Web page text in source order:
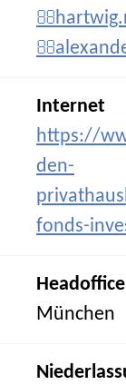
Internet
https://
den-
fonds-
Headoffice
München